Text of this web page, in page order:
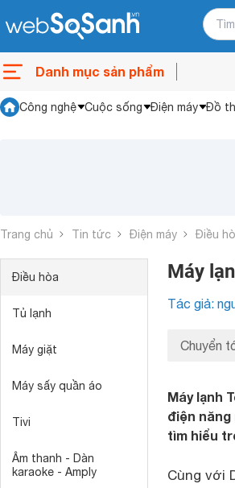
Danh mục sản phẩm
Công nghệ Cuộc sống Điện máy Đồ
Trang chủ Tin tức Điện máy Điều
Điều hòa
Tủ lạnh
Máy giặt
Máy sấy quần áo
Tivi
Âm thanh - Dàn
karaoke - Amply
Máy
Tác giả:
Chuyển
Máy lạnh
điện
tìm hiểu
Cùng với